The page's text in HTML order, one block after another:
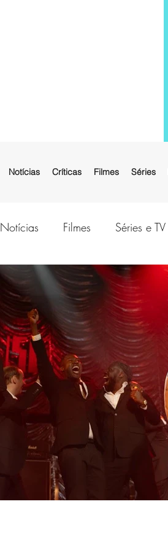
Notícias Críticas Filmes Séries
Notícias Filmes Séries e TV